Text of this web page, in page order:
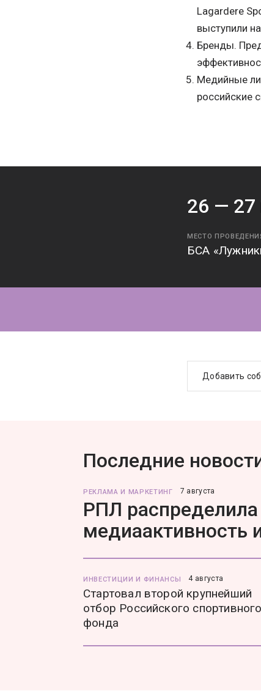
Lagardere
выступили
Бренды.
Медийные
российские
26 — 27
МЕСТО
БСА
Добавить
Последние
РЕКЛАМА И МАРКЕТИНГ 7 августа
РПЛ
медиаактивность
ИНВЕСТИЦИИ И ФИНАНСЫ 4 августа
Стартовал второй крупнейший
отбор Российского спортивного
фонда